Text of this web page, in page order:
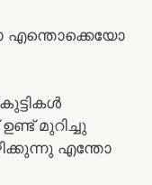
മുറിച്ചു
എന്തോ